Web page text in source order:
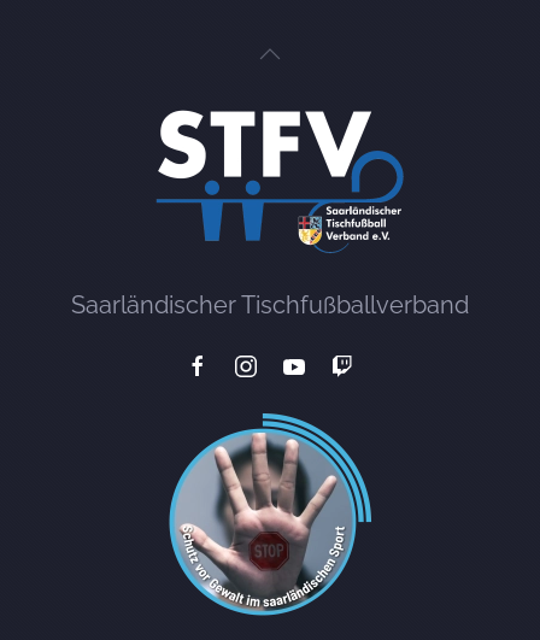
Saarländischer Tischfußballverband